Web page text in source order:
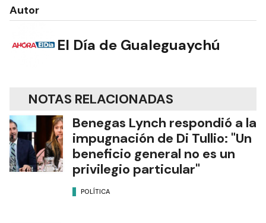
Autor
El Día de Gualeguaychú
NOTAS RELACIONADAS
Benegas Lynch respondió a la
impugnación de Di Tullio: "Un
beneficio general no es un
privilegio particular"
POLÍTICA